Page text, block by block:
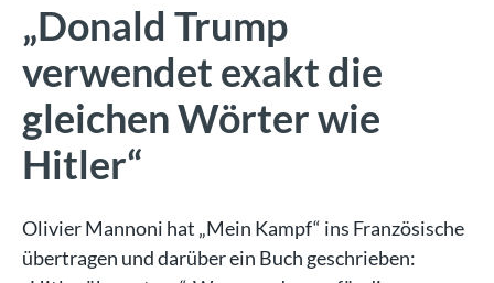
„Donald Trump
verwendet exakt die
gleichen Wörter wie
Hitler“
Olivier Mannoni hat „Mein Kampf“ ins Französische
übertragen und darüber ein Buch geschrieben: